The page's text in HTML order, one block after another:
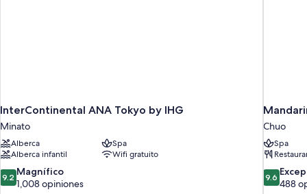
InterContinental ANA Tokyo by IHG
Minato
Alberca
Spa
Alberca infantil
Wifi gratuito
9.2
de
9.2 Magnífico
1,008 opiniones
Chuo
Spa
9.6
de
9.6
488